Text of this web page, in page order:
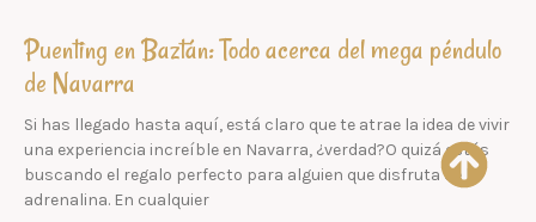
Puenting en Baztán: Todo acerca del mega péndulo
de Navarra
Si has llegado hasta aquí, está claro que te atrae la idea de vivir
una experiencia increíble en Navarra, ¿verdad?O quizá estás
buscando el regalo perfecto para alguien que disfruta de la
adrenalina. En cualquier